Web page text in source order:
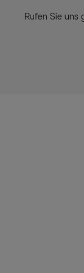
Rufen Sie uns